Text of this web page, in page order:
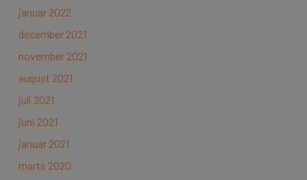
januar 2022
december 2021
november 2021
august 2021
juli 2021
juni 2021
januar 2021
marts 2020